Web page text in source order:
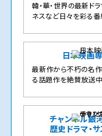
韓・華・世界の最新ド
ネスなど日々を彩る
日本映画
最新作から不朽の名作
る話題作を絶賛放送
チャンネル銀
歴史ドラマ・